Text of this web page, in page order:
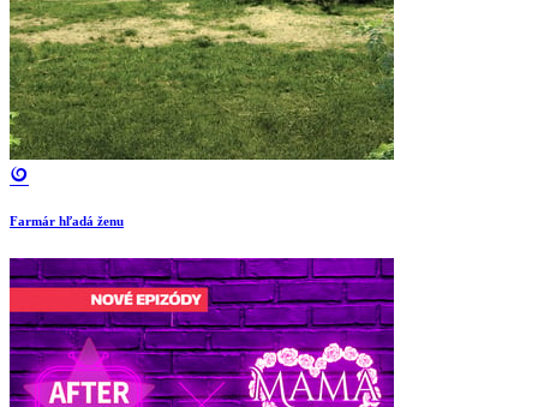
Farmár hľadá ženu